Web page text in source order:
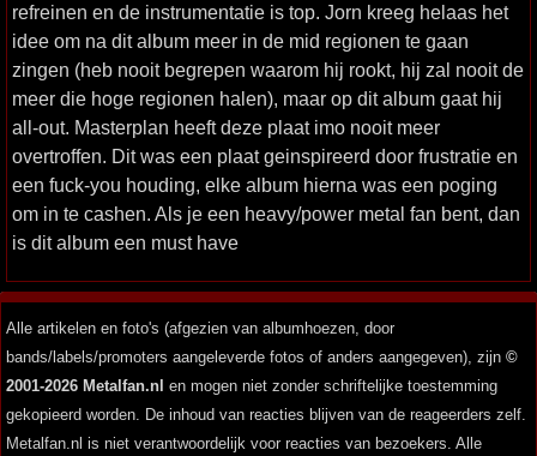
refreinen en de instrumentatie is top. Jorn kreeg helaas het
idee om na dit album meer in de mid regionen te gaan
zingen (heb nooit begrepen waarom hij rookt, hij zal nooit de
meer die hoge regionen halen), maar op dit album gaat hij
all-out. Masterplan heeft deze plaat imo nooit meer
overtroffen. Dit was een plaat geinspireerd door frustratie en
een fuck-you houding, elke album hierna was een poging
om in te cashen. Als je een heavy/power metal fan bent, dan
is dit album een must have
Alle artikelen en foto's (afgezien van albumhoezen, door
bands/labels/promoters aangeleverde fotos of anders aangegeven), zijn ©
2001-2026 Metalfan.nl en mogen niet zonder schriftelijke toestemming
gekopieerd worden. De inhoud van reacties blijven van de reageerders zelf.
Metalfan.nl is niet verantwoordelijk voor reacties van bezoekers. Alle